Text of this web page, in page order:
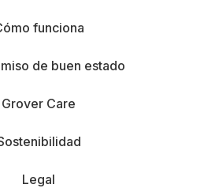
funciona
de buen estado
Grover Care
Legal